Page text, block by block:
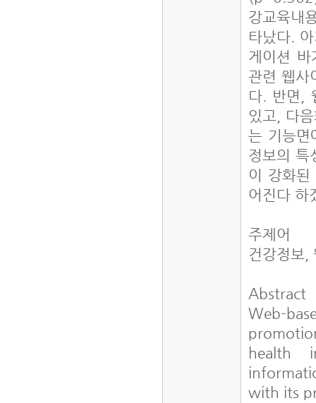
강교육내
타났다.
게이션 바
관련 웹사
다. 반면,
있고, 다
는 기능면
정보의 특
이 강화
어진다 하
주제어
건강정보
Abstract
Web-
health
with its